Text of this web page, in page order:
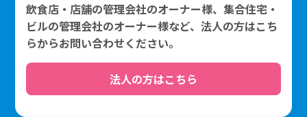
飲食店・店舗の管理会社のオーナー様、集合住宅・
ビルの管理会社のオーナー様など、法人の方はこち
らからお問い合わせください。
法人の方はこちら